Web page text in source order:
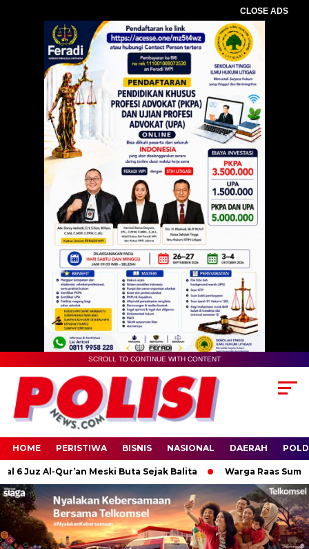
CLOSE ADS
SCROLL TO CONTINUE WITH CONTENT
HOME PERISTIWA BISNIS NASIONAL DAERAH
Al-Qur’an Meski Buta Sejak Balita Warga Raas Sumenep